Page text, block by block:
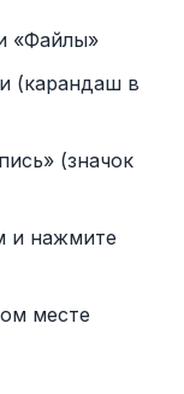
«Файлы»
(карандаш в
(значок
и нажмите
месте